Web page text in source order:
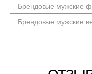
Брендовые мужские
Брендовые мужские